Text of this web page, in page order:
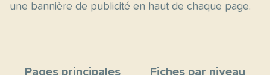
une bannière de publicité en haut de chaque page.
Pages principales Fiches par niveau